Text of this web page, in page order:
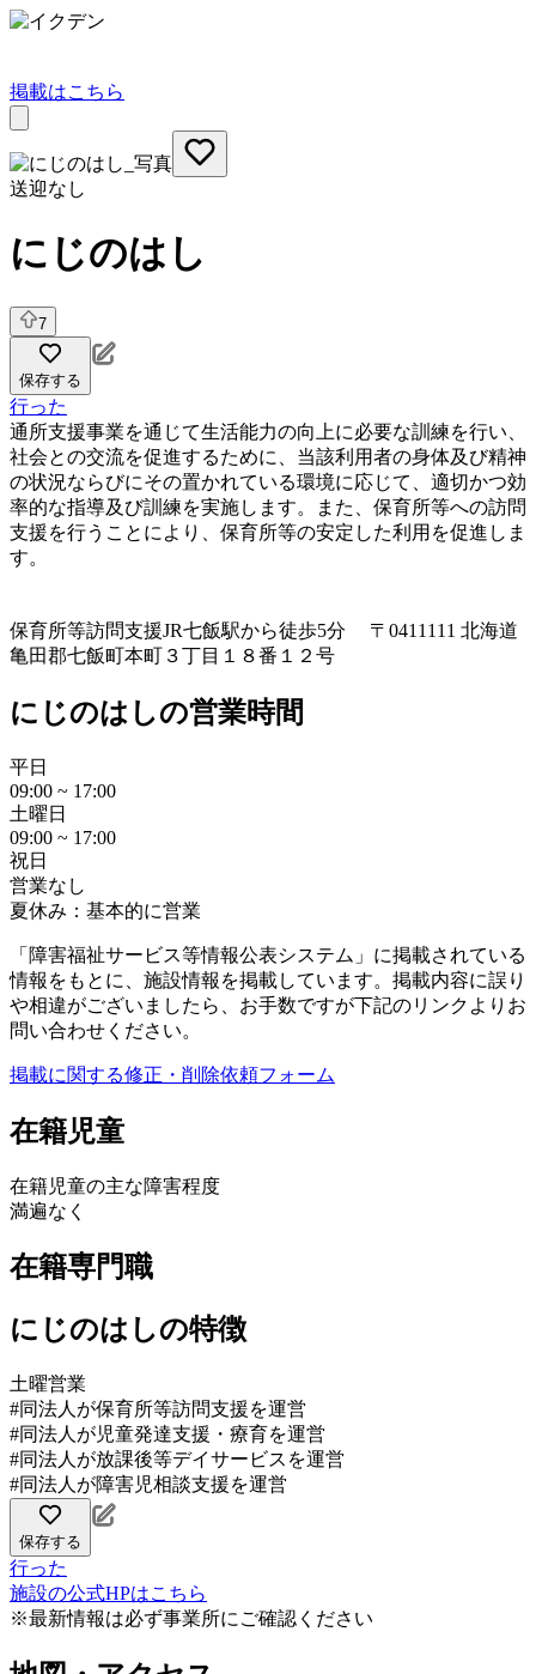
掲載はこちら
送迎なし
にじのはし
7
保存する
行った
通所支援事業を通じて生活能力の向上に必要な訓練を行い、
社会との交流を促進するために、当該利用者の身体及び精神
の状況ならびにその置かれている環境に応じて、適切かつ効
率的な指導及び訓練を実施します。また、保育所等への訪問
支援を行うことにより、保育所等の安定した利用を促進しま
す。
保育所等訪問支援JR七飯駅から徒歩5分 〒0411111 北海道
亀田郡七飯町本町３丁目１８番１２号
にじのはしの営業時間
平日
09:00 ~ 17:00
土曜日
09:00 ~ 17:00
祝日
営業なし
夏休み：基本的に営業
「障害福祉サービス等情報公表システム」に掲載されている
情報をもとに、施設情報を掲載しています。掲載内容に誤り
や相違がございましたら、お手数ですが下記のリンクよりお
問い合わせください。
掲載に関する修正・削除依頼フォーム
在籍児童
在籍児童の主な障害程度
満遍なく
在籍専門職
にじのはしの特徴
土曜営業
#同法人が保育所等訪問支援を運営
#同法人が児童発達支援・療育を運営
#同法人が放課後等デイサービスを運営
#同法人が障害児相談支援を運営
保存する
行った
施設の公式HPはこちら
※最新情報は必ず事業所にご確認ください